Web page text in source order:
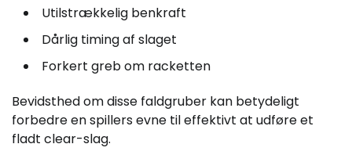
Utilstrækkelig benkraft
Dårlig timing af slaget
Forkert greb om racketten
Bevidsthed om disse faldgruber kan betydeligt
forbedre en spillers evne til effektivt at udføre et
fladt clear-slag.